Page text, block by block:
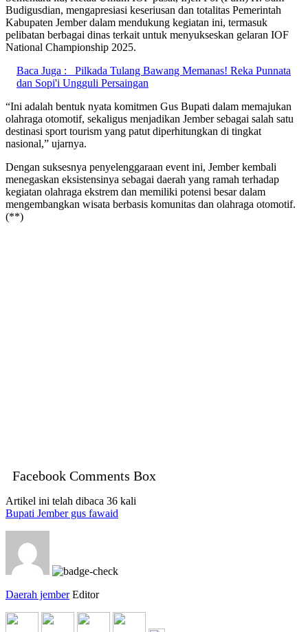
Budigusdian, mengapresiasi keseriusan dan totalitas Pemerintah
Kabupaten Jember dalam mendukung kegiatan ini, termasuk
pelibatan berbagai dinas terkait untuk menyukseskan gelaran IOF
National Championship 2025.
Baca Juga :
Pilkada Tulang Bawang Memanas! Reka Punnata
dan Sopi'i Ungguli Persaingan
“Ini adalah bentuk nyata komitmen Gus Bupati dalam memajukan
olahraga otomotif, sekaligus menjadikan Jember sebagai salah satu
destinasi sport tourism yang patut diperhitungkan di tingkat
nasional,” ujarnya.
Dengan suksesnya penyelenggaraan event ini, Jember kembali
menegaskan eksistensinya sebagai daerah yang ramah terhadap
kegiatan olahraga ekstrem dan memiliki potensi besar dalam
mengembangkan wisata berbasis komunitas dan olahraga otomotif.
(**)
Facebook Comments Box
Artikel ini telah dibaca 36 kali
Bupati Jember gus fawaid
Daerah jember Editor